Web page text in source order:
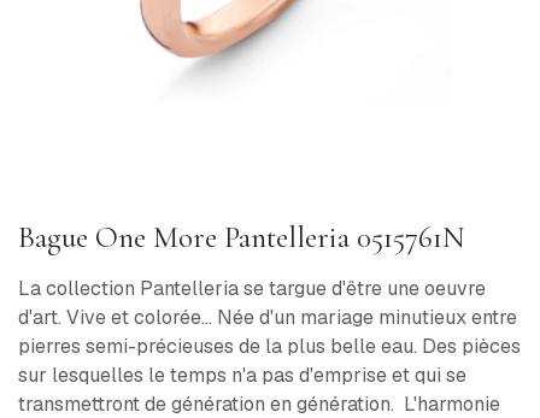
Bague One More Pantelleria 0515761N
La collection Pantelleria se targue d'être une oeuvre
d'art. Vive et colorée... Née d'un mariage minutieux entre
pierres semi-précieuses de la plus belle eau. Des pièces
sur lesquelles le temps n'a pas d'emprise et qui se
transmettront de génération en génération. L'harmonie